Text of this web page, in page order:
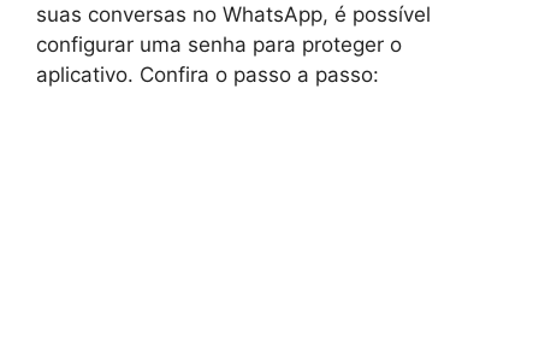
suas conversas no WhatsApp, é possível
configurar uma senha para proteger o
aplicativo. Confira o passo a passo: